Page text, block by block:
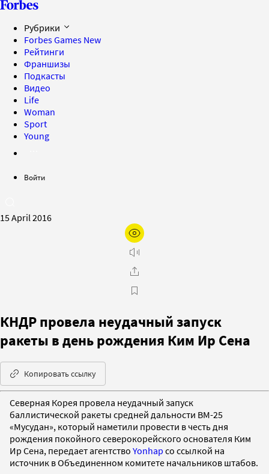
Рубрики
Forbes Games New
Рейтинги
Франшизы
Подкасты
Видео
Life
Woman
Sport
Young
Войти
15 April 2016
КНДР провела неудачный запуск
ракеты в день рождения Ким Ир Сена
Копировать ссылку
Северная Корея провела неудачный запуск
баллистической ракеты средней дальности BM-25
«Мусудан», который наметили провести в честь дня
рождения покойного северокорейского основателя Ким
Ир Сена, передает агентство Yonhap со ссылкой на
источник в Объединенном комитете начальников штабов.